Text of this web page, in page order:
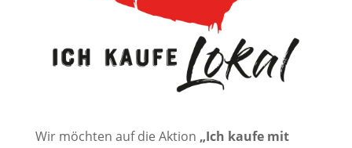
Wir möchten auf die Aktion „Ich kaufe mit